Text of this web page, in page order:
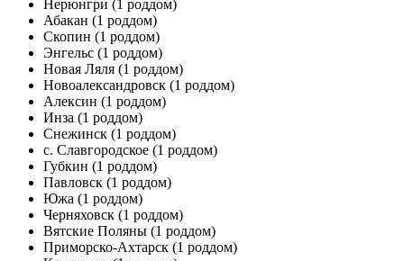
Нерюнгри (1 роддом)
Абакан (1 роддом)
Скопин (1 роддом)
Энгельс (1 роддом)
Новая Ляля (1 роддом)
Новоалександровск (1 роддом)
Алексин (1 роддом)
Инза (1 роддом)
Снежинск (1 роддом)
с. Славгородское (1 роддом)
Губкин (1 роддом)
Павловск (1 роддом)
Южа (1 роддом)
Черняховск (1 роддом)
Вятские Поляны (1 роддом)
Приморско-Ахтарск (1 роддом)